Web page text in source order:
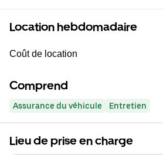
Location hebdomadaire
Coût de location
Comprend
Assurance du véhicule Entretien
Lieu de prise en charge